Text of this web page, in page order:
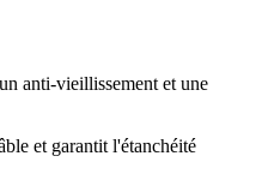
anti-vieillissement et une
et garantit l'étanchéité